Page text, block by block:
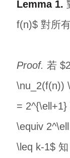
Lemma 1.
f(n)$ 對所
Proof. 若
\nu_2(f(n))
=
\equiv
\leq k-1$